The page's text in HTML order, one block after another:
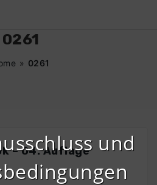
0261
» 0261
– 04. Auflage
und